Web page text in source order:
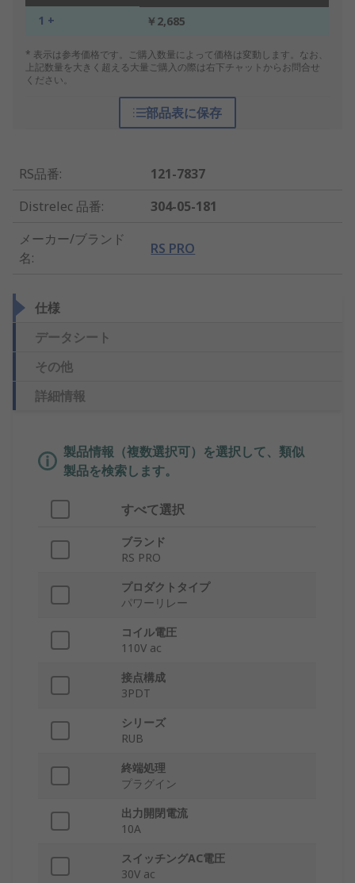
1 + ￥2,685
* 表示は参考価格です。ご購入数量によって価格は変動します。なお、
上記数量を大きく超える大量ご購入の際は右下チャットからお問合せ
ください。
部品表に保存
RS品番:
121-7837
Distrelec 品番:
304-05-181
メーカー/ブランド
名:
RS PRO
仕様
データシート
その他
詳細情報
製品情報（複数選択可）を選択して、類似
製品を検索します。
すべて選択
ブランド
RS PRO
プロダクトタイプ
パワーリレー
コイル電圧
110V ac
接点構成
3PDT
シリーズ
RUB
終端処理
プラグイン
出力開閉電流
10A
スイッチングAC電圧
30V ac